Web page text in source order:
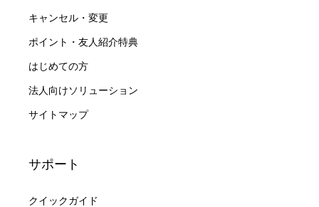
キャンセル・変更
ポイント・友人紹介特典
はじめての方
法人向けソリューション
サイトマップ
サポート
クイックガイド